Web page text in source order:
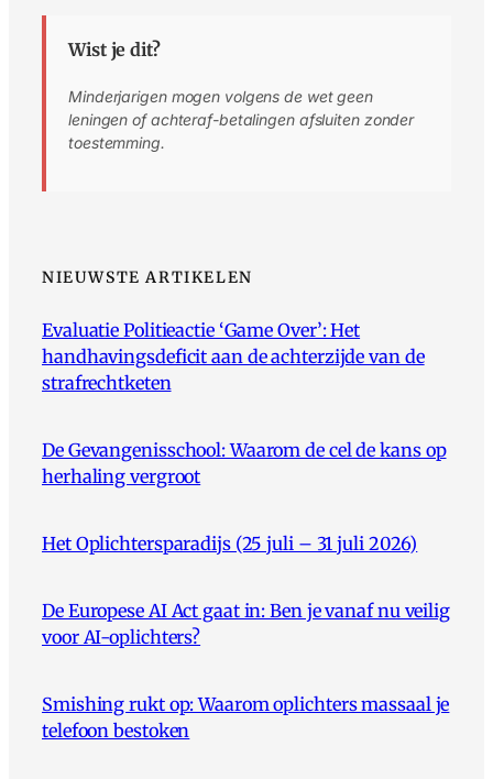
Wist je dit?
Minderjarigen mogen volgens de wet geen
leningen of achteraf-betalingen afsluiten zonder
toestemming.
NIEUWSTE ARTIKELEN
Evaluatie Politieactie ‘Game Over’: Het
handhavingsdeficit aan de achterzijde van de
strafrechtketen
De Gevangenisschool: Waarom de cel de kans op
herhaling vergroot
Het Oplichtersparadijs (25 juli – 31 juli 2026)
De Europese AI Act gaat in: Ben je vanaf nu veilig
voor AI-oplichters?
Smishing rukt op: Waarom oplichters massaal je
telefoon bestoken